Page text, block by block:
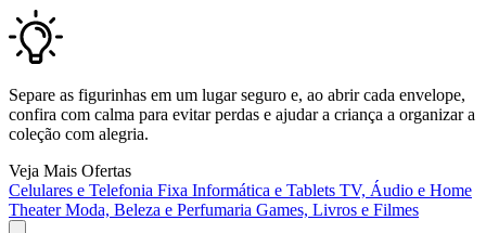
Separe as figurinhas em um lugar seguro e, ao abrir cada envelope,
confira com calma para evitar perdas e ajudar a criança a organizar a
coleção com alegria.
Veja Mais Ofertas
Celulares e Telefonia Fixa Informática e Tablets TV, Áudio e Home
TheaterModa, Beleza e Perfumaria Games, Livros e Filmes